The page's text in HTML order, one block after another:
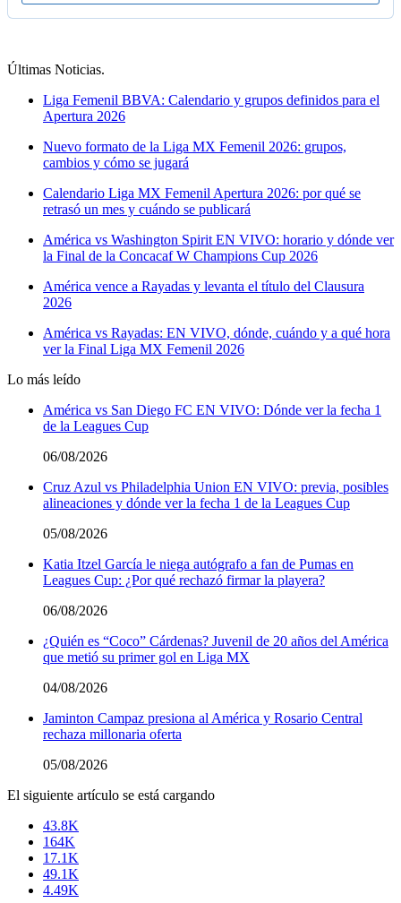
Últimas Noticias.
Liga Femenil BBVA: Calendario y grupos definidos para el
Apertura 2026
Nuevo formato de la Liga MX Femenil 2026: grupos,
cambios y cómo se jugará
Calendario Liga MX Femenil Apertura 2026: por qué se
retrasó un mes y cuándo se publicará
América vs Washington Spirit EN VIVO: horario y dónde ver
la Final de la Concacaf W Champions Cup 2026
América vence a Rayadas y levanta el título del Clausura
2026
América vs Rayadas: EN VIVO, dónde, cuándo y a qué hora
ver la Final Liga MX Femenil 2026
Lo más leído
América vs San Diego FC EN VIVO: Dónde ver la fecha 1
de la Leagues Cup
06/08/2026
Cruz Azul vs Philadelphia Union EN VIVO: previa, posibles
alineaciones y dónde ver la fecha 1 de la Leagues Cup
05/08/2026
Katia Itzel García le niega autógrafo a fan de Pumas en
Leagues Cup: ¿Por qué rechazó firmar la playera?
06/08/2026
¿Quién es “Coco” Cárdenas? Juvenil de 20 años del América
que metió su primer gol en Liga MX
04/08/2026
Jaminton Campaz presiona al América y Rosario Central
rechaza millonaria oferta
05/08/2026
El siguiente artículo se está cargando
43.8K
164K
17.1K
49.1K
4.49K